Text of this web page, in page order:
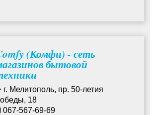
(Комфи) - сеть
бытовой
г. Мелитополь, пр. 50-летия
18
067-567-69-69